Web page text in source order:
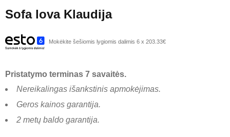
Sofa lova Klaudija
Mokėkite šešiomis lygiomis dalimis 6 x 203.33€
Pristatymo terminas 7 savaitės.
Nereikalingas išankstinis apmokėjimas.
Geros kainos garantija.
2 metų baldo garantija.